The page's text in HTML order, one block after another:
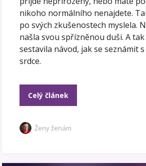
nikoho normálního nenajdete.
po svých zkušenostech myslela.
našla svou spřízněnou duši. A
sestavila návod, jak se seznámit
srdce.
Celý článek
Ženy ženám